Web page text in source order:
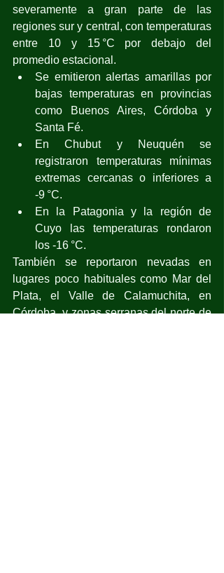
severamente a gran parte de las
regiones sur y central, con temperaturas
entre 10 y 15 °C por debajo del
promedio estacional.
Se emitieron alertas amarillas por
bajas temperaturas en provincias
como Buenos Aires, Córdoba y
Santa Fé.
En Chubut y Neuquén se
registraron temperaturas mínimas
extremas cercanas o inferiores a
-9 °C.
En la Patagonia y la región de
Cuyo las temperaturas rondaron
los -16 °C.
También se reportaron nevadas en
lugares poco habituales como Mar del
Plata, el Valle de Calamuchita, en
Córdoba, y zonas serranas del norte de